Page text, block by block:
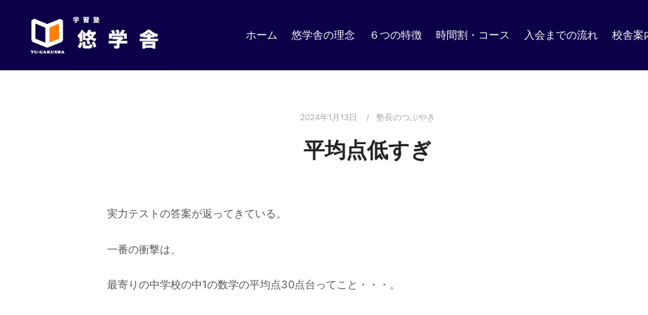
ホーム 悠学舎の理念 ６つの特徴 時間割・コース 入会までの流れ 校舎案
2024年1月13日 塾長のつぶやき
平均点低すぎ
実力テストの答案が返ってきている。
一番の衝撃は、
最寄りの中学校の中1の数学の平均点30点台ってこと・・・。